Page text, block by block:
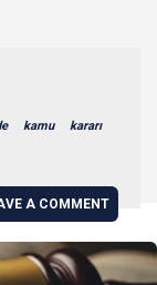
kamu kararı
A COMMENT